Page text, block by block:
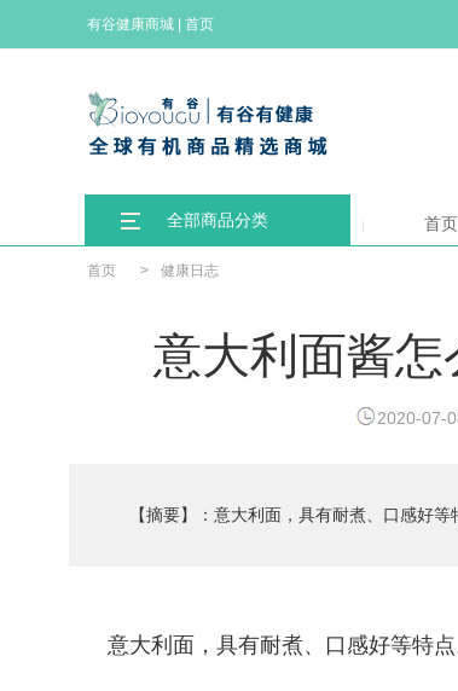
有谷健康商城 首页
全部商品分类 首页
首页 > 健康日志
意大利面酱
2020-07-
【摘要】：意大利面，具有耐煮、口感好
意大利面，具有耐煮、口感好等特